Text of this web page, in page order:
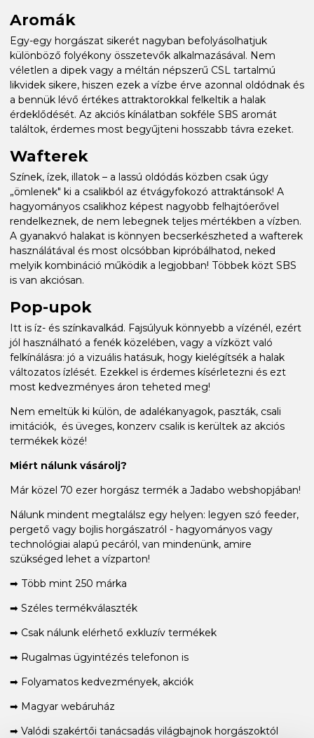
Aromák
Egy-egy horgászat sikerét nagyban befolyásolhatjuk
különböző folyékony összetevők alkalmazásával. Nem
véletlen a dipek vagy a méltán népszerű CSL tartalmú
likvidek sikere, hiszen ezek a vízbe érve azonnal oldódnak és
a bennük lévő értékes attraktorokkal felkeltik a halak
érdeklődését. Az akciós kínálatban sokféle SBS aromát
találtok, érdemes most begyűjteni hosszabb távra ezeket.
Wafterek
Színek, ízek, illatok – a lassú oldódás közben csak úgy
„ömlenek" ki a csalikból az étvágyfokozó attraktánsok! A
hagyományos csalikhoz képest nagyobb felhajtóerővel
rendelkeznek, de nem lebegnek teljes mértékben a vízben.
A gyanakvó halakat is könnyen becserkészheted a wafterek
használátával és most olcsóbban kipróbálhatod, neked
melyik kombináció működik a legjobban! Többek közt SBS
is van akciósan.
Pop-upok
Itt is íz- és színkavalkád. Fajsúlyuk könnyebb a vízénél, ezért
jól használható a fenék közelében, vagy a vízközt való
felkínálásra: jó a vizuális hatásuk, hogy kielégítsék a halak
változatos ízlését. Ezekkel is érdemes kísérletezni és ezt
most kedvezményes áron teheted meg!
Nem emeltük ki külön, de adalékanyagok, paszták, csali
imitációk, és üveges, konzerv csalik is kerültek az akciós
termékek közé!
Miért nálunk vásárolj?
Már közel 70 ezer horgász termék a Jadabo webshopjában!
Nálunk mindent megtalálsz egy helyen: legyen szó feeder,
pergető vagy bojlis horgászatról - hagyományos vagy
technológiai alapú pecáról, van mindenünk, amire
szükséged lehet a vízparton!
➡ Több mint 250 márka
➡ Széles termékválaszték
➡ Csak nálunk elérhető exkluzív termékek
➡ Rugalmas ügyintézés telefonon is
➡ Folyamatos kedvezmények, akciók
➡ Magyar webáruház
➡ Valódi szakértői tanácsadás világbajnok horgászoktól